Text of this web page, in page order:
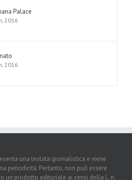
Palace
2016
2016
una testata giornalistica e viene
periodicità. Pertanto, non può essere
un prodotto editoriale ai sensi della L. n.